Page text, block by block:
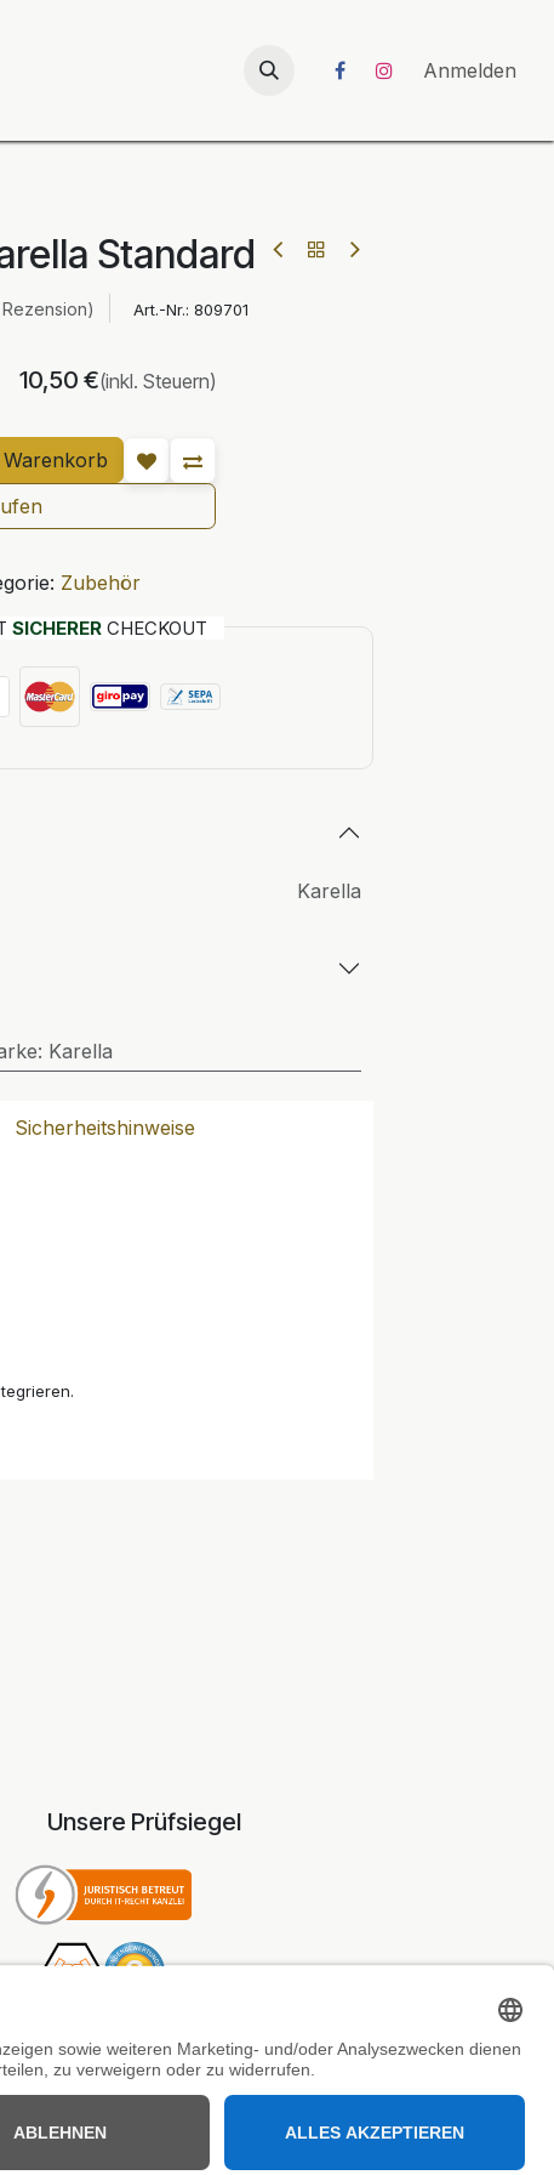
UNICORN-Launch 2026 Anmelden
Standard
Art.-Nr.: 809701
10,50 €(inkl. Steuern)
Zubehör
SICHERERCHECKOUT
Karella
: Karella
Sicherheitshinweise
Unsere Prüfsiegel